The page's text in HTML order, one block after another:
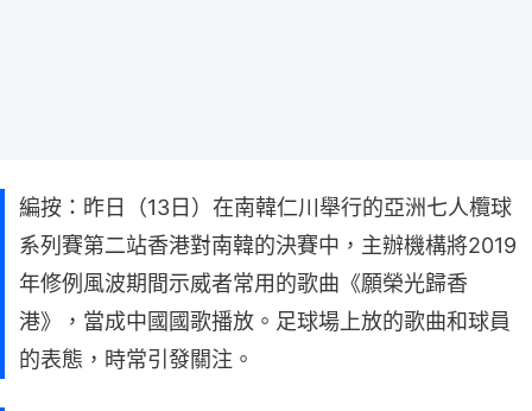
編按：昨日（13日）在南韓仁川舉行的亞洲七人欖球
系列賽第二站香港對南韓的決賽中，主辦機構將2019
年修例風波期間示威者常用的歌曲《願榮光歸香
港》，當成中國國歌播放。足球場上放的歌曲和球員
的表態，時常引發關注。